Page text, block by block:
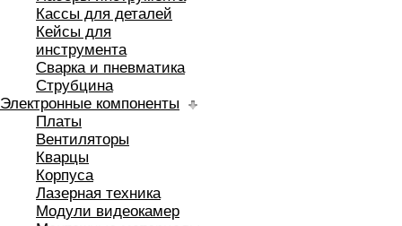
Кассы для деталей
Кейсы для
инструмента
Сварка и пневматика
Струбцина
Электронные компоненты
Платы
Вентиляторы
Кварцы
Корпуса
Лазерная техника
Модули видеокамер